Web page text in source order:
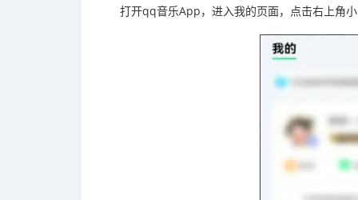
打开qq音乐App，进入我的页面，点击右上角